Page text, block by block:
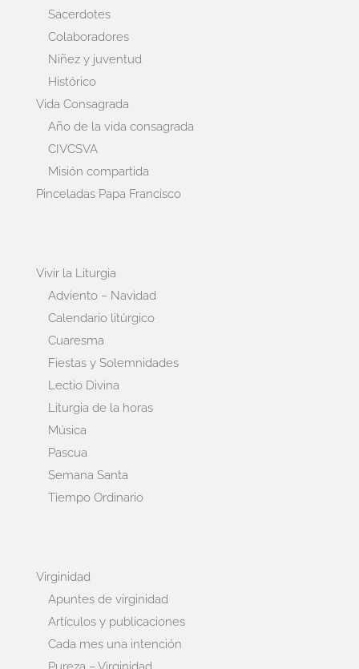
Sacerdotes
Colaboradores
Niñez y juventud
Histórico
Vida Consagrada
Año de la vida consagrada
CIVCSVA
Misión compartida
Pinceladas Papa Francisco
Vivir la Liturgia
Adviento – Navidad
Calendario litúrgico
Cuaresma
Fiestas y Solemnidades
Lectio Divina
Liturgia de la horas
Música
Pascua
Semana Santa
Tiempo Ordinario
Virginidad
Apuntes de virginidad
Artículos y publicaciones
Cada mes una intención